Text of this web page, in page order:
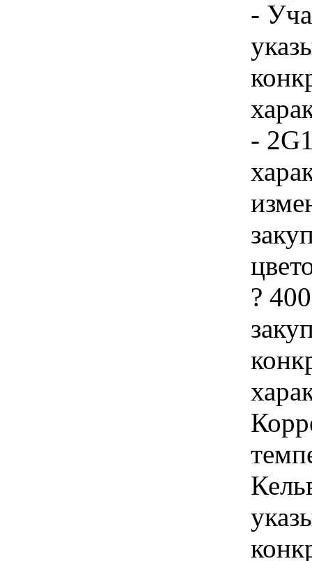
-
-
?